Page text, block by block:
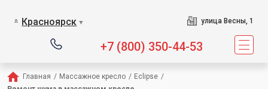
Красноярск ▼ улица Весны, 1
+7 (800) 350-44-53
Главная / Массажное кресло / Eclipse /